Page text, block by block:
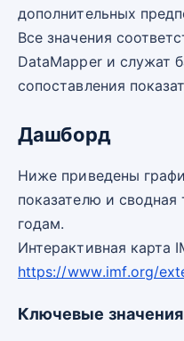
дополнительных
Все значения
DataMapper и служат
сопоставления
Дашборд
Ниже приведены
показателю и сводная
годам.
Интерактивная карта
https://www.imf.org/
Ключевые значения